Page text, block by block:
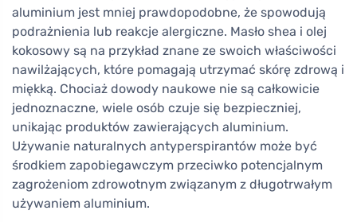
aluminium jest mniej prawdopodobne, że spowodują
podrażnienia lub reakcje alergiczne. Masło shea i olej
kokosowy są na przykład znane ze swoich właściwości
nawilżających, które pomagają utrzymać skórę zdrową i
miękką. Chociaż dowody naukowe nie są całkowicie
jednoznaczne, wiele osób czuje się bezpieczniej,
unikając produktów zawierających aluminium.
Używanie naturalnych antyperspirantów może być
środkiem zapobiegawczym przeciwko potencjalnym
zagrożeniom zdrowotnym związanym z długotrwałym
używaniem aluminium.